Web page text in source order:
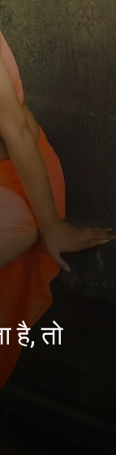
है, तो